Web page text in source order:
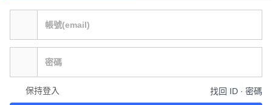
保持登入 找回 ID ∙ 密碼